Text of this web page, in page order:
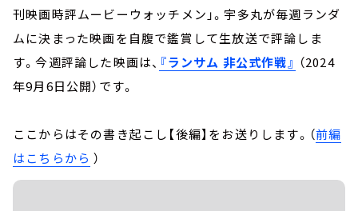
刊映画時評ムービーウォッチメン」。宇多丸が毎週ランダ
ムに決まった映画を自腹で鑑賞して生放送で評論しま
す。今週評論した映画は、 『ランサム 非公式作戦』 （2024
年9月6日公開）です。
ここからはその書き起こし【後編】をお送りします。（前編
はこちらから ）